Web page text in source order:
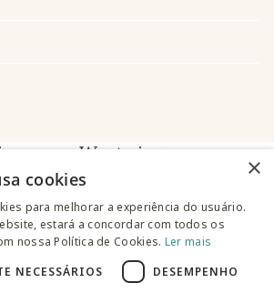
o app Westwing
×
cookies
para melhorar a experiência do usuário.
estará a concordar com todos os
nossa Política de Cookies. Ler mais
NECESSÁRIOS
DESEMPENHO